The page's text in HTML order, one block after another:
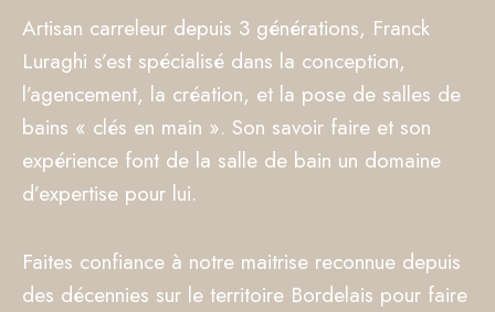
Artisan carreleur depuis 3 générations, Franck
Luraghi s’est spécialisé dans la conception,
l’agencement, la création, et la pose de salles de
bains « clés en main ». Son savoir faire et son
expérience font de la salle de bain un domaine
d’expertise pour lui.
Faites confiance à notre maitrise reconnue depuis
des décennies sur le territoire Bordelais pour faire